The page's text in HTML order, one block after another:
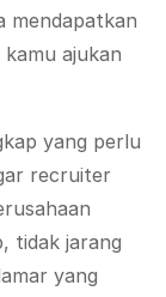
mendapatkan
ajukan
yang perlu
recruiter
tidak jarang
yang